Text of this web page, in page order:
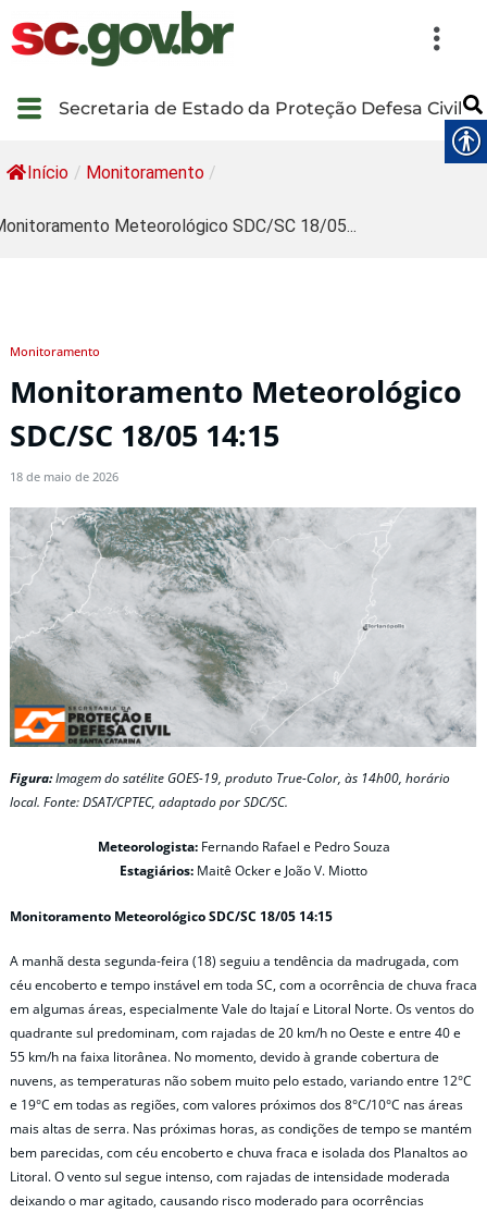
Secretaria de Estado da Proteção Defesa Civil
Início / Monitoramento /
Meteorológico SDC/SC 18/05...
Monitoramento
Monitoramento Meteorológico
SDC/SC 18/05 14:15
18 de maio de 2026
Figura:Imagem do satélite GOES-19, produto True-Color, às 14h00, horário
local. Fonte: DSAT/CPTEC, adaptado por SDC/SC.
Meteorologista: Fernando Rafael e Pedro Souza
Estagiários: Maitê Ocker e João V. Miotto
Monitoramento Meteorológico SDC/SC 18/05 14:15
A manhã desta segunda-feira (18) seguiu a tendência da madrugada, com
céu encoberto e tempo instável em toda SC, com a ocorrência de chuva fraca
em algumas áreas, especialmente Vale do Itajaí e Litoral Norte. Os ventos do
quadrante sul predominam, com rajadas de 20 km/h no Oeste e entre 40 e
55 km/h na faixa litorânea. No momento, devido à grande cobertura de
nuvens, as temperaturas não sobem muito pelo estado, variando entre 12°C
e 19°C em todas as regiões, com valores próximos dos 8°C/10°C nas áreas
mais altas de serra. Nas próximas horas, as condições de tempo se mantém
bem parecidas, com céu encoberto e chuva fraca e isolada dos Planaltos ao
Litoral. O vento sul segue intenso, com rajadas de intensidade moderada
deixando o mar agitado, causando risco moderado para ocorrências